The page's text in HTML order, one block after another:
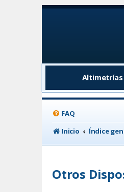
Altimetrías
FAQ
Inicio
Índice
Otros